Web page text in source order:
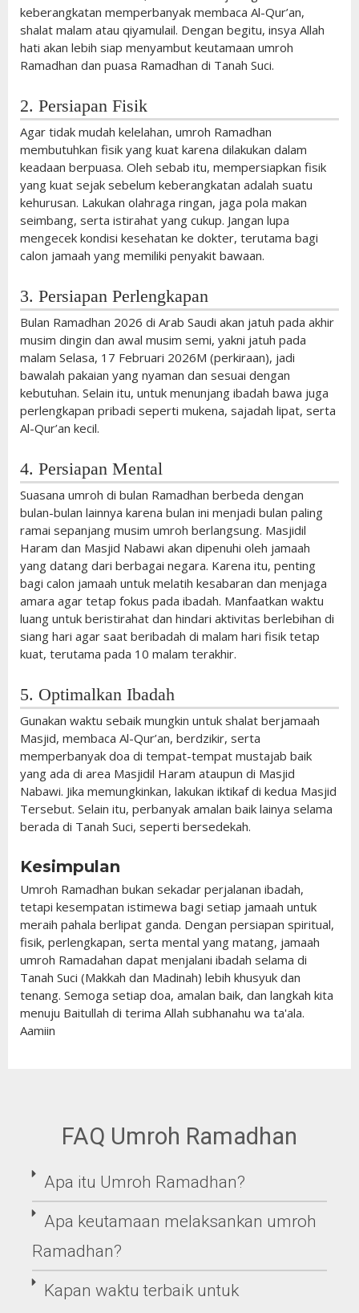
keberangkatan memperbanyak membaca Al-Qur’an,
shalat malam atau qiyamulail. Dengan begitu, insya Allah
hati akan lebih siap menyambut keutamaan umroh
Ramadhan dan puasa Ramadhan di Tanah Suci.
2. Persiapan Fisik
Agar tidak mudah kelelahan, umroh Ramadhan
membutuhkan fisik yang kuat karena dilakukan dalam
keadaan berpuasa. Oleh sebab itu, mempersiapkan fisik
yang kuat sejak sebelum keberangkatan adalah suatu
kehurusan. Lakukan olahraga ringan, jaga pola makan
seimbang, serta istirahat yang cukup. Jangan lupa
mengecek kondisi kesehatan ke dokter, terutama bagi
calon jamaah yang memiliki penyakit bawaan.
3. Persiapan Perlengkapan
Bulan Ramadhan 2026 di Arab Saudi akan jatuh pada akhir
musim dingin dan awal musim semi, yakni jatuh pada
malam Selasa, 17 Februari 2026M (perkiraan), jadi
bawalah pakaian yang nyaman dan sesuai dengan
kebutuhan. Selain itu, untuk menunjang ibadah bawa juga
perlengkapan pribadi seperti mukena, sajadah lipat, serta
Al-Qur’an kecil.
4. Persiapan Mental
Suasana umroh di bulan Ramadhan berbeda dengan
bulan-bulan lainnya karena bulan ini menjadi bulan paling
ramai sepanjang musim umroh berlangsung. Masjidil
Haram dan Masjid Nabawi akan dipenuhi oleh jamaah
yang datang dari berbagai negara. Karena itu, penting
bagi calon jamaah untuk melatih kesabaran dan menjaga
amara agar tetap fokus pada ibadah. Manfaatkan waktu
luang untuk beristirahat dan hindari aktivitas berlebihan di
siang hari agar saat beribadah di malam hari fisik tetap
kuat, terutama pada 10 malam terakhir.
5. Optimalkan Ibadah
Gunakan waktu sebaik mungkin untuk shalat berjamaah
Masjid, membaca Al-Qur’an, berdzikir, serta
memperbanyak doa di tempat-tempat mustajab baik
yang ada di area Masjidil Haram ataupun di Masjid
Nabawi. Jika memungkinkan, lakukan iktikaf di kedua Masjid
Tersebut. Selain itu, perbanyak amalan baik lainya selama
berada di Tanah Suci, seperti bersedekah.
Kesimpulan
Umroh Ramadhan bukan sekadar perjalanan ibadah,
tetapi kesempatan istimewa bagi setiap jamaah untuk
meraih pahala berlipat ganda. Dengan persiapan spiritual,
fisik, perlengkapan, serta mental yang matang, jamaah
umroh Ramadahan dapat menjalani ibadah selama di
Tanah Suci (Makkah dan Madinah) lebih khusyuk dan
tenang. Semoga setiap doa, amalan baik, dan langkah kita
menuju Baitullah di terima Allah subhanahu wa ta'ala.
Aamiin
FAQ Umroh Ramadhan
Apa itu Umroh Ramadhan?
Apa keutamaan melaksankan umroh
Ramadhan?
Kapan waktu terbaik untuk